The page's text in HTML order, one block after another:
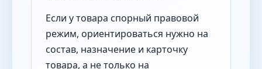
Если у товара спорный правовой
режим, ориентироваться нужно на
состав, назначение и карточку
товара, а не только на